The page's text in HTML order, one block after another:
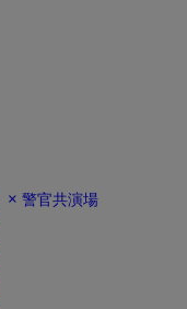
× 警官共演場